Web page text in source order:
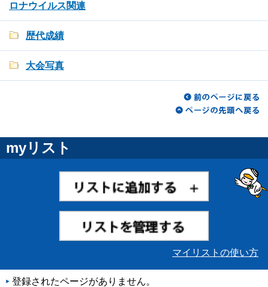
ロナウイルス関連
歴代成績
大会写真
myリスト
マイリストの使い方
登録されたページがありません。